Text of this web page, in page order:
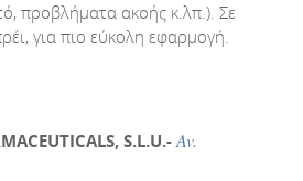
προβλήματα ακοής κ.λπ.). Σε
για πιο εύκολη εφαρμογή.
,S.L.U.-Av.